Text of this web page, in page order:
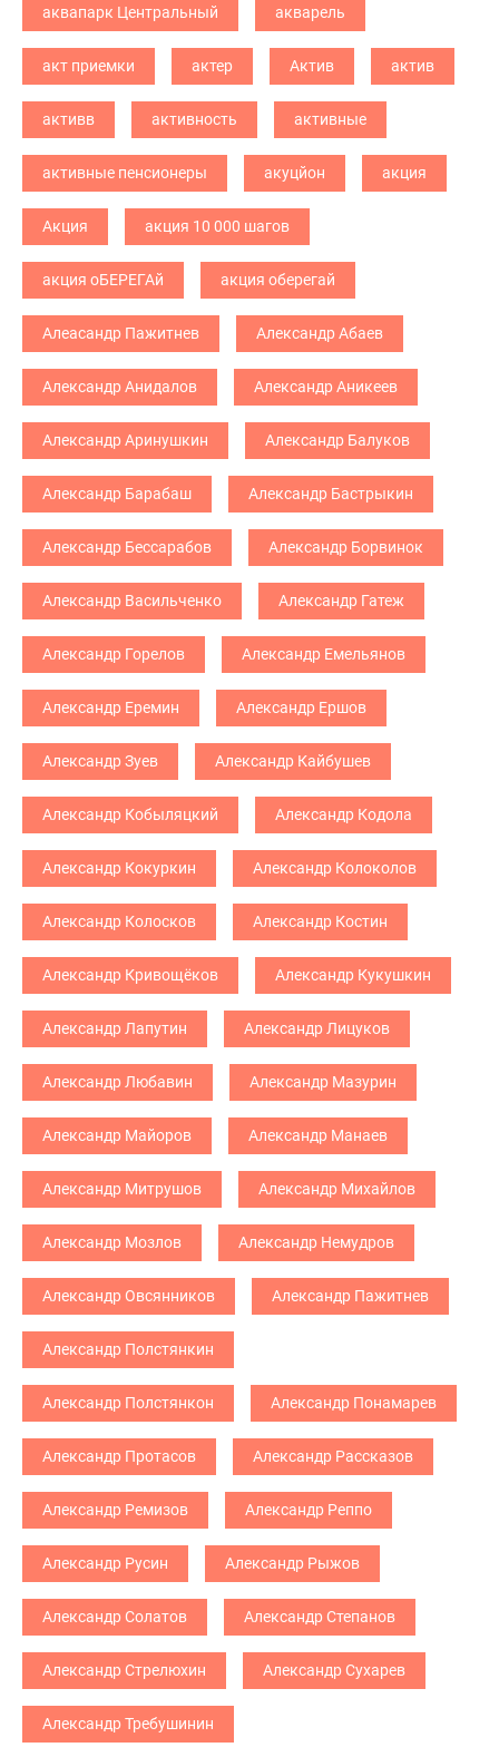
аквапарк Центральный акварель
акт приемки актер Актив актив
активв активность активные
активные пенсионеры акуцйон акция
Акция акция 10 000 шагов
акция оБЕРЕГАй акция оберегай
Алеасандр Пажитнев Александр Абаев
Александр Анидалов Александр Аникеев
Александр Аринушкин Александр Балуков
Александр Барабаш Александр Бастрыкин
Александр Бессарабов Александр Борвинок
Александр Васильченко Александр Гатеж
Александр Горелов Александр Емельянов
Александр Еремин Александр Ершов
Александр Зуев Александр Кайбушев
Александр Кобыляцкий Александр Кодола
Александр Кокуркин Александр Колоколов
Александр Колосков Александр Костин
Александр Кривощёков Александр Кукушкин
Александр Лапутин Александр Лицуков
Александр Любавин Александр Мазурин
Александр Майоров Александр Манаев
Александр Митрушов Александр Михайлов
Александр Мозлов Александр Немудров
Александр Овсянников Александр Пажитнев
Александр Полстянкин
Александр Полстянкон Александр Понамарев
Александр Протасов Александр Рассказов
Александр Ремизов Александр Реппо
Александр Русин Александр Рыжов
Александр Солатов Александр Степанов
Александр Стрелюхин Александр Сухарев
Александр Требушинин